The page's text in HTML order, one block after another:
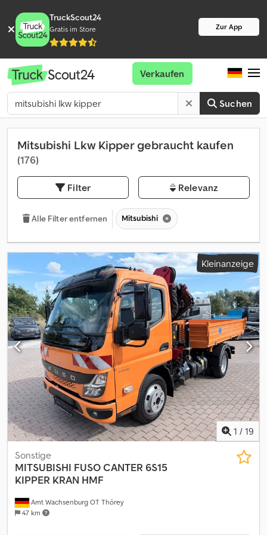
TruckScout24
Gratis im Store Zur App
Suchen
Verkaufen
Mitsubishi Lkw Kipper gebraucht kaufen
(176)
Filter Relevanz
Alle Filter entfernen Mitsubishi
Kleinanzeige
1 / 19
Amt Wachsenburg OT Thörey
47 km
Sonstige
MITSUBISHI FUSO CANTER 6S15
KIPPER KRAN HMF